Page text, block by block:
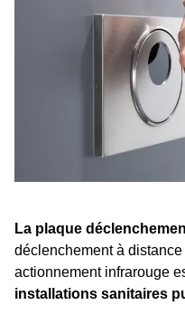
La plaque
déclenchement à
actionnement infrarouge
installations sanitaires